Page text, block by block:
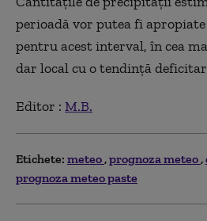
perioadă vor putea fi
pentru acest interval, în cea
dar local cu o tendință
Editor : M.B.
Etichete: meteo prognoza meteo
prognoza meteo paste